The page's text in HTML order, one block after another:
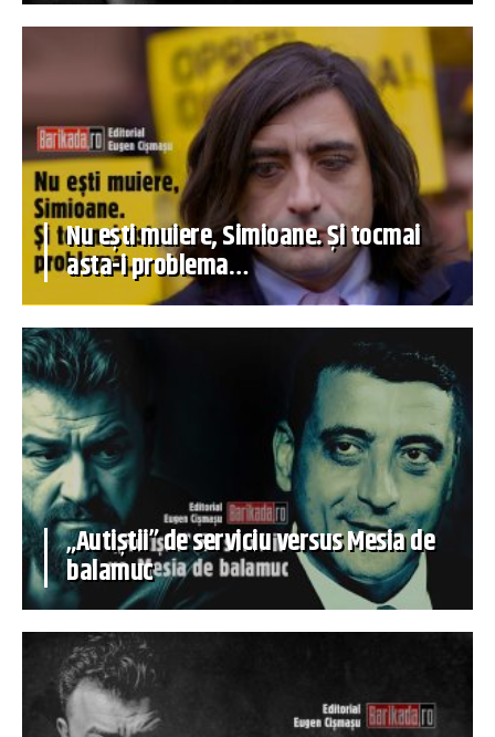
Nu ești muiere, Simioane. Și tocmai
asta-i problema…
„Autiștii” de serviciu versus Mesia de
balamuc